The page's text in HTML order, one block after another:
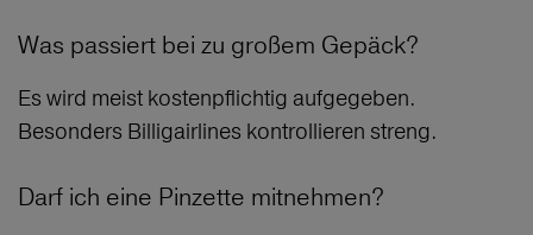
Was passiert bei zu großem Gepäck?
Es wird meist kostenpflichtig aufgegeben.
Besonders Billigairlines kontrollieren streng.
Darf ich eine Pinzette mitnehmen?